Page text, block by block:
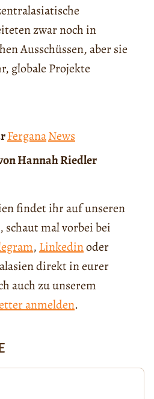
zwar noch in
Ausschüssen, aber sie
globale Projekte
FerganaNews
Hannah Riedler
findet ihr auf unseren
schaut mal vorbei bei
, Linkedinoder
direkt in eurer
auch zu unserem
anmelden.